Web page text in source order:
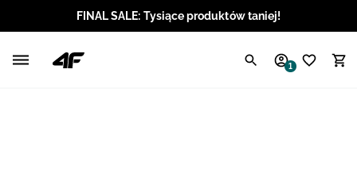
FINAL SALE: Tysiące produktów taniej!
1